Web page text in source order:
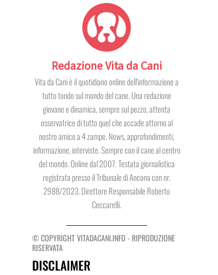
Redazione Vita da Cani
Vita da Cani è il quotidiano online dell'informazione a
tutto tondo sul mondo del cane. Una redazione
giovane e dinamica, sempre sul pezzo, attenta
osservatrice di tutto quel che accade attorno al
nostro amico a 4 zampe. News, approfondimenti,
informazione, interviste. Sempre con il cane al centro
del mondo. Online dal 2007. Testata giornalistica
registrata presso il Tribunale di Ancona con nr.
2988/2023. Direttore Responsabile Roberto
Ceccarelli.
© COPYRIGHT VITADACANI.INFO - RIPRODUZIONE
RISERVATA
DISCLAIMER